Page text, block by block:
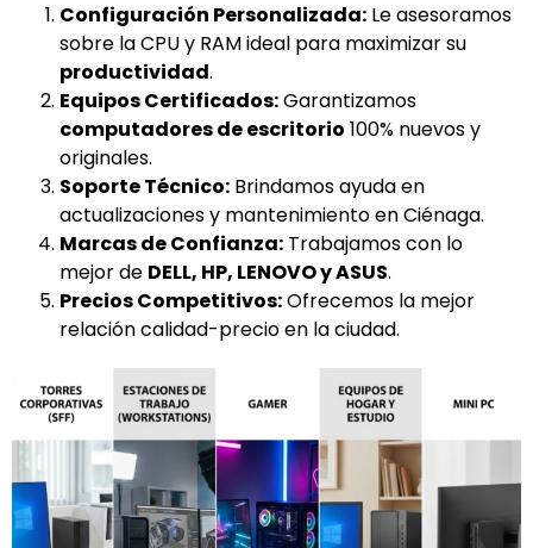
Configuración Personalizada: Le asesoramos
sobre la CPU y RAM ideal para maximizar su
productividad.
Equipos Certificados:Garantizamos
computadores de escritorio 100% nuevos y
originales.
Soporte Técnico: Brindamos ayuda en
actualizaciones y mantenimiento en Ciénaga.
Marcas de Confianza: Trabajamos con lo
mejor de DELL, HP, LENOVO y ASUS.
Precios Competitivos:Ofrecemos la mejor
relación calidad-precio en la ciudad.